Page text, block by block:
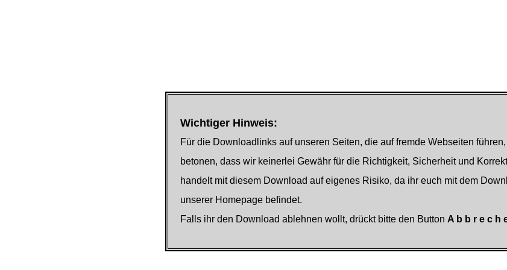
Wichtiger Hinweis:
Für die Downloadlinks auf unseren Seiten, die auf fremde Webseiten
betonen, dass wir keinerlei Gewähr für die Richtigkeit, Sicherheit und
handelt mit diesem Download auf eigenes Risiko, da ihr euch mit dem
unserer Homepage befindet.
Falls ihr den Download ablehnen wollt, drückt bitte den Button A b b r e c h